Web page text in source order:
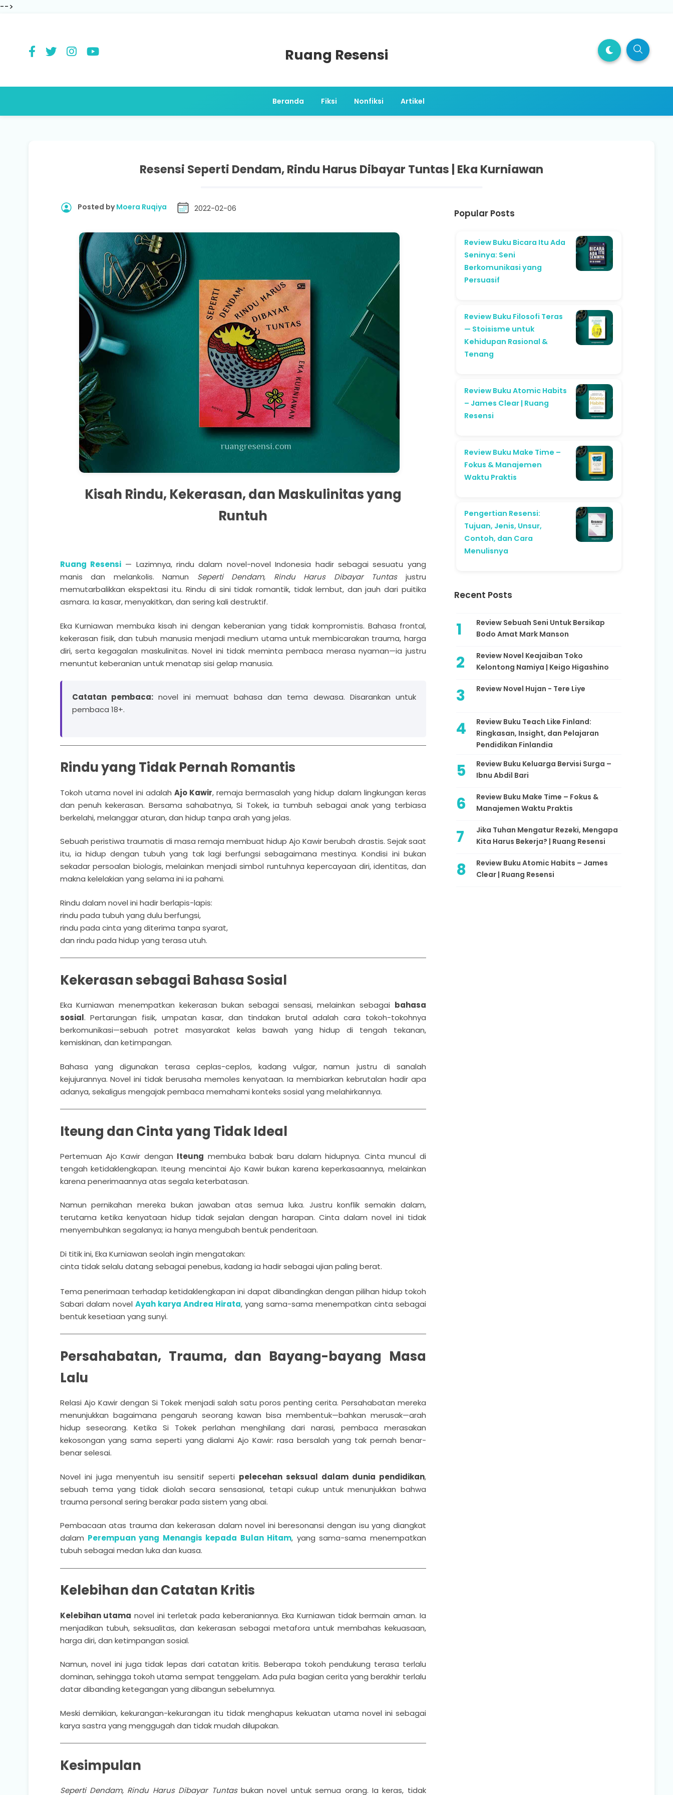
-->
Ruang Resensi
Beranda Fiksi Nonfiksi Artikel
Resensi Seperti Dendam, Rindu Harus Dibayar Tuntas | Eka Kurniawan
Posted byMoera Ruqiya 2022-02-06
Kisah Rindu, Kekerasan, dan Maskulinitas yang
Runtuh
Ruang Resensi— Lazimnya, rindu dalam novel-novel Indonesia hadir sebagai sesuatu yang
manis dan melankolis. Namun Seperti Dendam, Rindu Harus Dibayar Tuntasjustru
memutarbalikkan ekspektasi itu. Rindu di sini tidak romantik, tidak lembut, dan jauh dari puitika
asmara. Ia kasar, menyakitkan, dan sering kali destruktif.
Eka Kurniawan membuka kisah ini dengan keberanian yang tidak kompromistis. Bahasa frontal,
kekerasan fisik, dan tubuh manusia menjadi medium utama untuk membicarakan trauma, harga
diri, serta kegagalan maskulinitas. Novel ini tidak meminta pembaca merasa nyaman—ia justru
menuntut keberanian untuk menatap sisi gelap manusia.
Catatan pembaca:novel ini memuat bahasa dan tema dewasa. Disarankan untuk
pembaca 18+.
Rindu yang Tidak Pernah Romantis
Tokoh utama novel ini adalah Ajo Kawir, remaja bermasalah yang hidup dalam lingkungan keras
dan penuh kekerasan. Bersama sahabatnya, Si Tokek, ia tumbuh sebagai anak yang terbiasa
berkelahi, melanggar aturan, dan hidup tanpa arah yang jelas.
Sebuah peristiwa traumatis di masa remaja membuat hidup Ajo Kawir berubah drastis. Sejak saat
itu, ia hidup dengan tubuh yang tak lagi berfungsi sebagaimana mestinya. Kondisi ini bukan
sekadar persoalan biologis, melainkan menjadi simbol runtuhnya kepercayaan diri, identitas, dan
makna kelelakian yang selama ini ia pahami.
Rindu dalam novel ini hadir berlapis-lapis:
rindu pada tubuh yang dulu berfungsi,
rindu pada cinta yang diterima tanpa syarat,
dan rindu pada hidup yang terasa utuh.
Kekerasan sebagai Bahasa Sosial
Eka Kurniawan menempatkan kekerasan bukan sebagai sensasi, melainkan sebagai bahasa
sosial. Pertarungan fisik, umpatan kasar, dan tindakan brutal adalah cara tokoh-tokohnya
berkomunikasi—sebuah potret masyarakat kelas bawah yang hidup di tengah tekanan,
kemiskinan, dan ketimpangan.
Bahasa yang digunakan terasa ceplas-ceplos, kadang vulgar, namun justru di sanalah
kejujurannya. Novel ini tidak berusaha memoles kenyataan. Ia membiarkan kebrutalan hadir apa
adanya, sekaligus mengajak pembaca memahami konteks sosial yang melahirkannya.
Iteung dan Cinta yang Tidak Ideal
Pertemuan Ajo Kawir dengan Iteung membuka babak baru dalam hidupnya. Cinta muncul di
tengah ketidaklengkapan. Iteung mencintai Ajo Kawir bukan karena keperkasaannya, melainkan
karena penerimaannya atas segala keterbatasan.
Namun pernikahan mereka bukan jawaban atas semua luka. Justru konflik semakin dalam,
terutama ketika kenyataan hidup tidak sejalan dengan harapan. Cinta dalam novel ini tidak
menyembuhkan segalanya; ia hanya mengubah bentuk penderitaan.
Di titik ini, Eka Kurniawan seolah ingin mengatakan:
cinta tidak selalu datang sebagai penebus, kadang ia hadir sebagai ujian paling berat.
Tema penerimaan terhadap ketidaklengkapan ini dapat dibandingkan dengan pilihan hidup tokoh
Sabari dalam novel Ayah karya Andrea Hirata, yang sama-sama menempatkan cinta sebagai
bentuk kesetiaan yang sunyi.
Persahabatan, Trauma, dan Bayang-bayang Masa
Lalu
Relasi Ajo Kawir dengan Si Tokek menjadi salah satu poros penting cerita. Persahabatan mereka
menunjukkan bagaimana pengaruh seorang kawan bisa membentuk—bahkan merusak—arah
hidup seseorang. Ketika Si Tokek perlahan menghilang dari narasi, pembaca merasakan
kekosongan yang sama seperti yang dialami Ajo Kawir: rasa bersalah yang tak pernah benar-
benar selesai.
Novel ini juga menyentuh isu sensitif seperti pelecehan seksual dalam dunia pendidikan,
sebuah tema yang tidak diolah secara sensasional, tetapi cukup untuk menunjukkan bahwa
trauma personal sering berakar pada sistem yang abai.
Pembacaan atas trauma dan kekerasan dalam novel ini beresonansi dengan isu yang diangkat
dalam Perempuan yang Menangis kepada Bulan Hitam, yang sama-sama menempatkan
tubuh sebagai medan luka dan kuasa.
Kelebihan dan Catatan Kritis
Kelebihan utama novel ini terletak pada keberaniannya. Eka Kurniawan tidak bermain aman. Ia
menjadikan tubuh, seksualitas, dan kekerasan sebagai metafora untuk membahas kekuasaan,
harga diri, dan ketimpangan sosial.
Namun, novel ini juga tidak lepas dari catatan kritis. Beberapa tokoh pendukung terasa terlalu
dominan, sehingga tokoh utama sempat tenggelam. Ada pula bagian cerita yang berakhir terlalu
datar dibanding ketegangan yang dibangun sebelumnya.
Meski demikian, kekurangan-kekurangan itu tidak menghapus kekuatan utama novel ini sebagai
karya sastra yang menggugah dan tidak mudah dilupakan.
Kesimpulan
Seperti Dendam, Rindu Harus Dibayar Tuntasbukan novel untuk semua orang. Ia keras, tidak
Popular Posts
Review Buku Bicara Itu Ada
Seninya: Seni
Berkomunikasi yang
Persuasif
Review Buku Filosofi Teras
— Stoisisme untuk
Kehidupan Rasional &
Tenang
Review Buku Atomic Habits
– James Clear | Ruang
Resensi
Review Buku Make Time –
Fokus & Manajemen
Waktu Praktis
Pengertian Resensi:
Tujuan, Jenis, Unsur,
Contoh, dan Cara
Menulisnya
Recent Posts
Review Sebuah Seni Untuk Bersikap
Bodo Amat Mark Manson
Review Novel Keajaiban Toko
Kelontong Namiya | Keigo Higashino
Review Novel Hujan - Tere Liye
Review Buku Teach Like Finland:
Ringkasan, Insight, dan Pelajaran
Pendidikan Finlandia
Review Buku Keluarga Bervisi Surga –
Ibnu Abdil Bari
Review Buku Make Time – Fokus &
Manajemen Waktu Praktis
Jika Tuhan Mengatur Rezeki, Mengapa
Kita Harus Bekerja? | Ruang Resensi
Review Buku Atomic Habits – James
Clear | Ruang Resensi